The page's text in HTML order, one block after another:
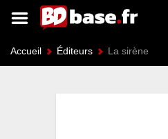
Accueil Éditeurs La sirène